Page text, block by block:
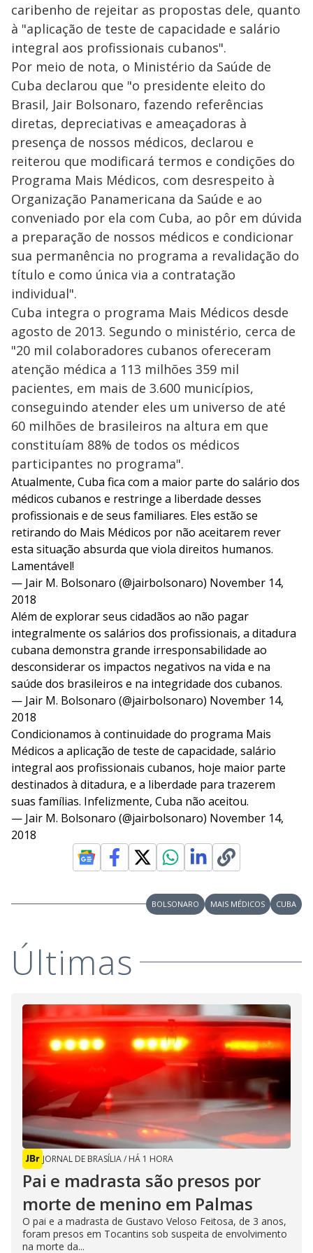
caribenho de rejeitar as propostas dele, quanto
à "aplicação de teste de capacidade e salário
integral aos profissionais cubanos".
Por meio de nota, o Ministério da Saúde de
Cuba declarou que "o presidente eleito do
Brasil, Jair Bolsonaro, fazendo referências
diretas, depreciativas e ameaçadoras à
presença de nossos médicos, declarou e
reiterou que modificará termos e condições do
Programa Mais Médicos, com desrespeito à
Organização Panamericana da Saúde e ao
conveniado por ela com Cuba, ao pôr em dúvida
a preparação de nossos médicos e condicionar
sua permanência no programa a revalidação do
título e como única via a contratação
individual".
Cuba integra o programa Mais Médicos desde
agosto de 2013. Segundo o ministério, cerca de
"20 mil colaboradores cubanos ofereceram
atenção médica a 113 milhões 359 mil
pacientes, em mais de 3.600 municípios,
conseguindo atender eles um universo de até
60 milhões de brasileiros na altura em que
constituíam 88% de todos os médicos
participantes no programa".
Atualmente, Cuba fica com a maior parte do salário dos
médicos cubanos e restringe a liberdade desses
profissionais e de seus familiares. Eles estão se
retirando do Mais Médicos por não aceitarem rever
esta situação absurda que viola direitos humanos.
Lamentável!
— Jair M. Bolsonaro (@jairbolsonaro) November 14,
2018
Além de explorar seus cidadãos ao não pagar
integralmente os salários dos profissionais, a ditadura
cubana demonstra grande irresponsabilidade ao
desconsiderar os impactos negativos na vida e na
saúde dos brasileiros e na integridade dos cubanos.
— Jair M. Bolsonaro (@jairbolsonaro) November 14,
2018
Condicionamos à continuidade do programa Mais
Médicos a aplicação de teste de capacidade, salário
integral aos profissionais cubanos, hoje maior parte
destinados à ditadura, e a liberdade para trazerem
suas famílias. Infelizmente, Cuba não aceitou.
— Jair M. Bolsonaro (@jairbolsonaro) November 14,
2018
BOLSONARO MAIS MÉDICOS CUBA
Últimas
JORNAL DE BRASÍLIA/ HÁ 1 HORA
Pai e madrasta são presos por
morte de menino em Palmas
O pai e a madrasta de Gustavo Veloso Feitosa, de 3 anos,
foram presos em Tocantins sob suspeita de envolvimento
na morte da...